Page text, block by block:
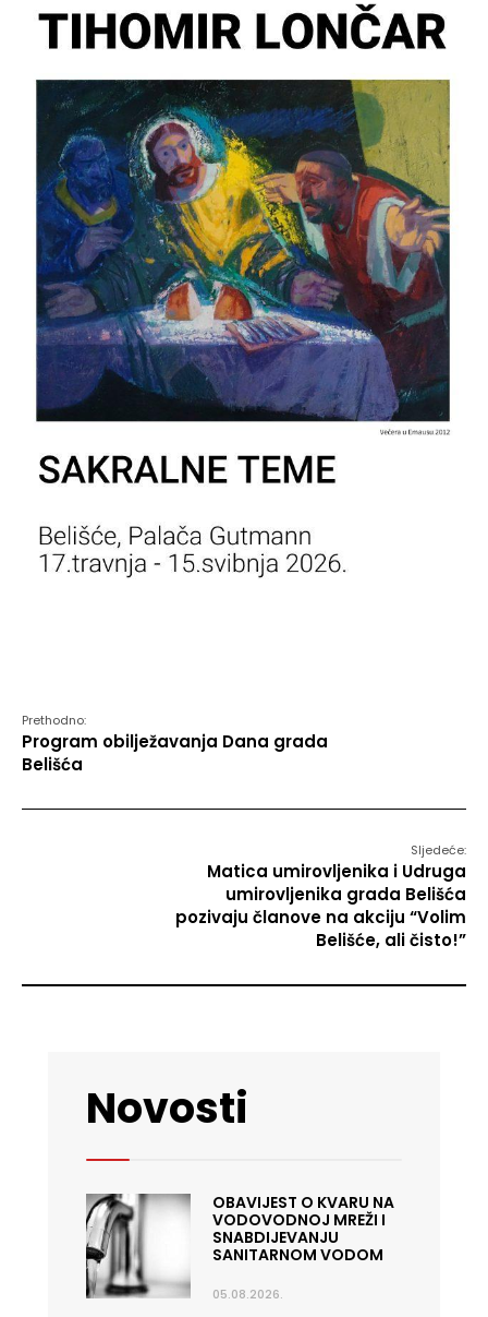
Prethodno:
Program obilježavanja Dana grada
Belišća
Sljedeće:
Matica umirovljenika i Udruga
umirovljenika grada Belišća
pozivaju članove na akciju “Volim
Belišće, ali čisto!”
Novosti
OBAVIJEST O KVARU NA
VODOVODNOJ MREŽI I
SNABDIJEVANJU
SANITARNOM VODOM
05.08.2026.